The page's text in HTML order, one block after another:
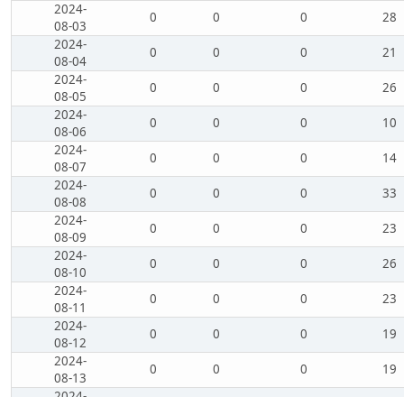
2024-
08-03
0 0 0
28
2024-
08-04
0 0 0
21
2024-
08-05
0 0 0
26
2024-
08-06
0 0 0
10
2024-
08-07
0 0 0
14
2024-
08-08
0 0 0
33
2024-
08-09
0 0 0
23
2024-
08-10
0 0 0
26
2024-
08-11
0 0 0
23
2024-
08-12
0 0 0
19
2024-
08-13
0 0 0
19